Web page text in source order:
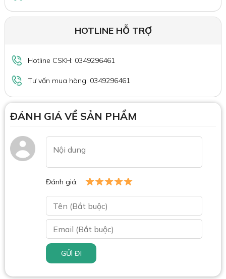
HOTLINE HỖ TRỢ
Hotline CSKH: 0349296461
Tư vấn mua hàng: 0349296461
ĐÁNH GIÁ VỀ SẢN PHẨM
Đánh giá:
GỬI ĐI